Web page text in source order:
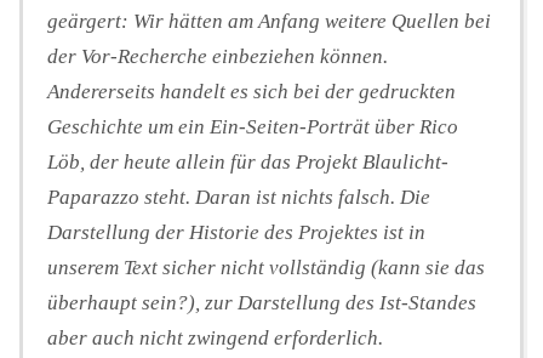
geärgert: Wir hätten am Anfang weitere Quellen bei
der Vor-Recherche einbeziehen können.
Andererseits handelt es sich bei der gedruckten
Geschichte um ein Ein-Seiten-Porträt über Rico
Löb, der heute allein für das Projekt Blaulicht-
Paparazzo steht. Daran ist nichts falsch. Die
Darstellung der Historie des Projektes ist in
unserem Text sicher nicht vollständig (kann sie das
überhaupt sein?), zur Darstellung des Ist-Standes
aber auch nicht zwingend erforderlich.